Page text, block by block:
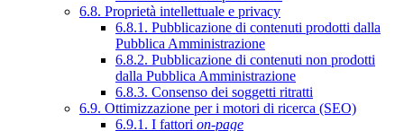
6.8. Proprietà intellettuale e privacy
6.8.1. Pubblicazione di contenuti prodotti dalla
Pubblica Amministrazione
6.8.2. Pubblicazione di contenuti non prodotti
dalla Pubblica Amministrazione
6.8.3. Consenso dei soggetti ritratti
6.9. Ottimizzazione per i motori di ricerca (SEO)
6.9.1. I fattori on-page